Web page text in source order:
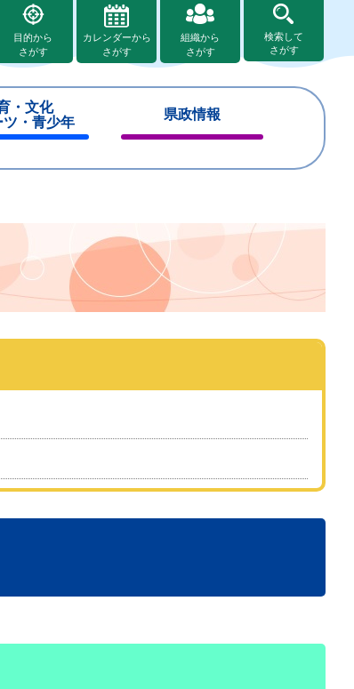
目的から
さがす
カレンダーから
さがす
組織から
さがす
検索して
さがす
・文化
ツ・青少年
県政情報
じ